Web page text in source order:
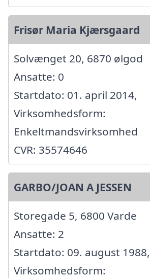
Frisør Maria Kjærsgaard
Solvænget 20, 6870 ølgod
Ansatte: 0
Startdato: 01. april 2014,
Virksomhedsform:
Enkeltmandsvirksomhed
CVR: 35574646
GARBO/JOAN A JESSEN
Storegade 5, 6800 Varde
Ansatte: 2
Startdato: 09. august 1988,
Virksomhedsform: